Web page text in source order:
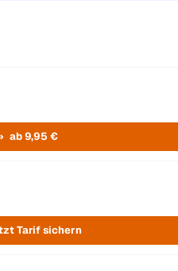
ab 9,95 €
Tarif sichern